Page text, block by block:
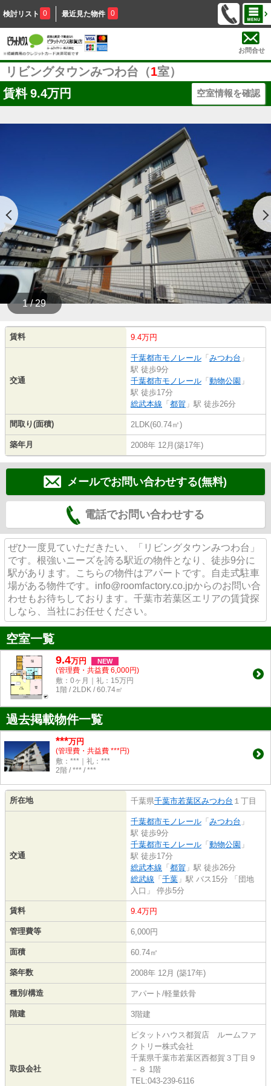
検討リスト 0 最近見た物件 0
お問合せ
リビングタウンみつわ台（1室）
賃料 9.4万円 空室情報を確認
1 / 29
賃料 9.4万円
交通
千葉都市モノレール 「 みつわ台 」
駅 徒歩9分
千葉都市モノレール 「 動物公園 」
駅 徒歩17分
総武本線 「 都賀 」駅 徒歩26分
間取り(面積) 2LDK(60.74㎡)
築年月 2008年 12月(築17年)
メールでお問い合わせする(無料)
電話でお問い合わせする
ぜひ一度見ていただきたい、「リビングタウンみつわ台」
です。根強いニーズを誇る駅近の物件となり、徒歩9分に
駅があります。こちらの物件はアパートです。自走式駐車
場がある物件です。info@roomfactory.co.jpからのお問い合
わせもお待ちしております。千葉市若葉区エリアの賃貸探
しなら、当社にお任せください。
空室一覧
9.4万円 NEW
(管理費・共益費 6,000円)
敷：0ヶ月｜礼：15万円
1階 / 2LDK / 60.74㎡
過去掲載物件一覧
***万円
(管理費・共益費 ***円)
敷：***｜礼：***
2階 / *** / ***
所在地 千葉県千葉市若葉区みつわ台 １丁目
交通
千葉都市モノレール 「 みつわ台 」
駅 徒歩9分
千葉都市モノレール 「 動物公園 」
駅 徒歩17分
総武本線 「 都賀 」駅 徒歩26分
総武線 「 千葉 」駅 バス15分 「団地
入口」 停歩5分
賃料 9.4万円
管理費等 6,000円
面積 60.74㎡
築年数 2008年 12月 (築17年)
種別/構造 アパート/軽量鉄骨
階建 3階建
取扱会社
ピタットハウス都賀店 ルームファ
クトリー株式会社
千葉県千葉市若葉区西都賀３丁目９
－８ 1階
TEL:043-239-6116